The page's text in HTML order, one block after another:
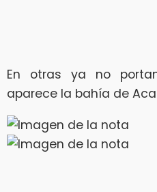
En otras ya no
aparece la bahía de